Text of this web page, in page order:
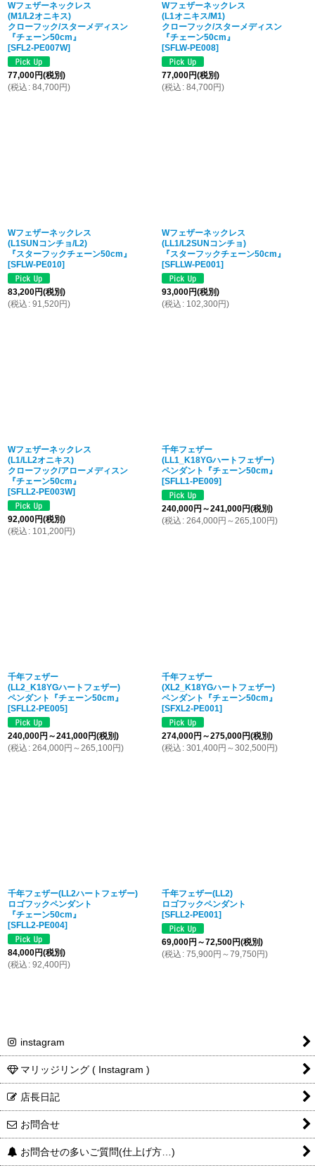
Wフェザーネックレス
(M1/L2オニキス)
クローフック/スターメディスン
『チェーン50cm』
[SFL2-PE007W]
77,000円(税別)
(税込 : 84,700円)
Wフェザーネックレス
(L1オニキス/M1)
クローフック/スターメディスン
『チェーン50cm』
[SFLW-PE008]
77,000円(税別)
(税込 : 84,700円)
Wフェザーネックレス
(L1SUNコンチョ/L2)
『スターフックチェーン50cm』
[SFLW-PE010]
83,200円(税別)
(税込 : 91,520円)
Wフェザーネックレス
(LL1/L2SUNコンチョ)
『スターフックチェーン50cm』
[SFLLW-PE001]
93,000円(税別)
(税込 : 102,300円)
Wフェザーネックレス
(L1/LL2オニキス)
クローフック/アローメディスン
『チェーン50cm』
[SFLL2-PE003W]
92,000円(税別)
(税込 : 101,200円)
千年フェザー
(LL1_K18YGハートフェザー)
ペンダント『チェーン50cm』
[SFLL1-PE009]
240,000円 ～241,000円(税別)
(税込 : 264,000円 ～265,100円)
千年フェザー
(LL2_K18YGハートフェザー)
ペンダント『チェーン50cm』
[SFLL2-PE005]
240,000円 ～241,000円(税別)
(税込 : 264,000円 ～265,100円)
千年フェザー
(XL2_K18YGハートフェザー)
ペンダント『チェーン50cm』
[SFXL2-PE001]
274,000円 ～275,000円(税別)
(税込 : 301,400円 ～302,500円)
千年フェザー(LL2ハートフェザー)
ロゴフックペンダント
『チェーン50cm』
[SFLL2-PE004]
84,000円(税別)
(税込 : 92,400円)
千年フェザー(LL2)
ロゴフックペンダント
[SFLL2-PE001]
69,000円 ～72,500円(税別)
(税込 : 75,900円 ～79,750円)
instagram
マリッジリング ( Instagram )
店長日記
お問合せ
お問合せの多いご質問(仕上げ方…)